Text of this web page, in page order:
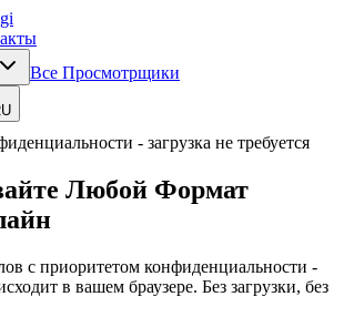
Все Просмотрщики
- загрузка не требуется
Любой Формат
с приоритетом конфиденциальности -
в вашем браузере. Без загрузки, без